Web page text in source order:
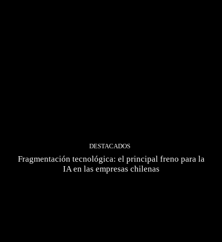
DESTACADOS
Fragmentación tecnológica: el principal freno para la
IA en las empresas chilenas